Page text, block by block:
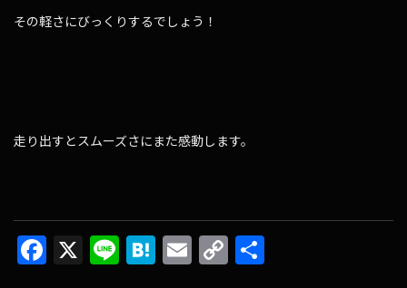
その軽さにびっくりするでしょう！
走り出すとスムーズさにまた感動します。
F
X
Li H E
C